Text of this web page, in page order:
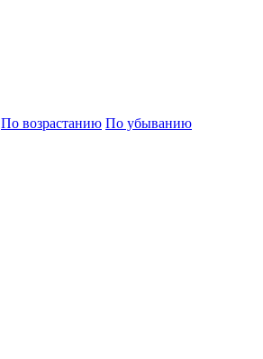
По возрастанию По убыванию